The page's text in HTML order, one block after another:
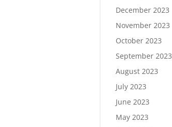
December 2023
November 2023
October 2023
September 2023
August 2023
July 2023
June 2023
May 2023